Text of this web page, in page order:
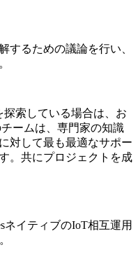
するための議論を行い、
索している場合は、お
ームは、専門家の知識
対して最も最適なサポー
。共にプロジェクトを成
ネイティブのIoT相互運用